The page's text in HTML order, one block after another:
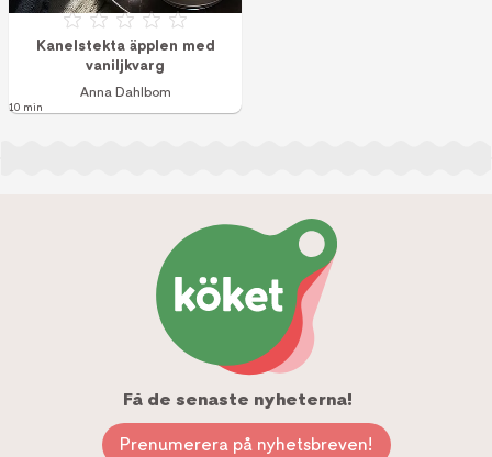
Betyg: 0 av 5
Kanelstekta äpplen med
vaniljkvarg
Anna Dahlbom
10 min
Få de senaste nyheterna!
Prenumerera på nyhetsbreven!